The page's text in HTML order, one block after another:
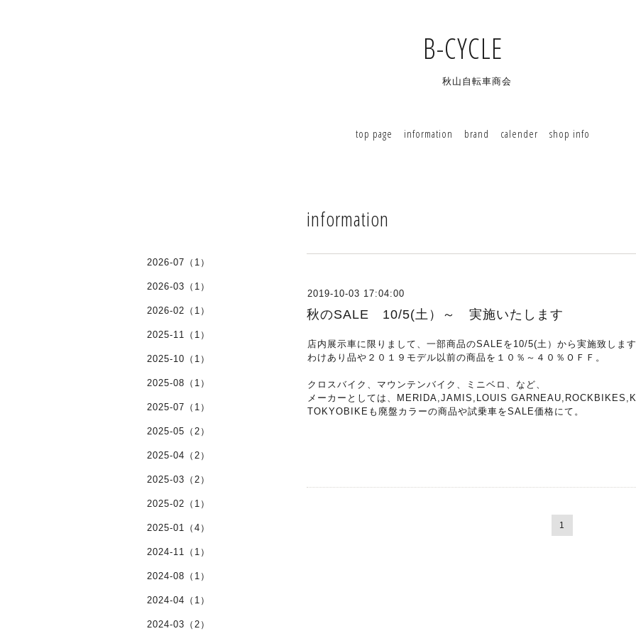
B-CYCLE
秋山自転車商会
top page information brand calender shop info
information
2019-10-03 17:04:00
秋のSALE 10/5(土）～ 実施いたします
店内展示車に限りまして、一部商品のSALEを10/5(土）から実施致します
わけあり品や２０１９モデル以前の商品を１０％～４０％ＯＦＦ。
クロスバイク、マウンテンバイク、ミニベロ、など、
メーカーとしては、MERIDA,JAMIS,LOUIS
TOKYOBIKEも廃盤カラーの商品や試乗車をSALE価格にて。
1
2026-07（1）
2026-03（1）
2026-02（1）
2025-11（1）
2025-10（1）
2025-08（1）
2025-07（1）
2025-05（2）
2025-04（2）
2025-03（2）
2025-02（1）
2025-01（4）
2024-11（1）
2024-08（1）
2024-04（1）
2024-03（2）